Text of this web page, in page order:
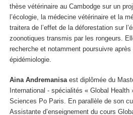
thèse vétérinaire au Cambodge sur un
l’écologie, la médecine vétérinaire et la
traitera de l’effet de la déforestation sur
zoonotiques transmis par les rongeurs.
recherche et notamment poursuivre
épidémiologie.
Aina Andremanisa est diplômée du
International - spécialités « Global
Sciences Po Paris. En parallèle de son
Assistante d’enseignement du cours